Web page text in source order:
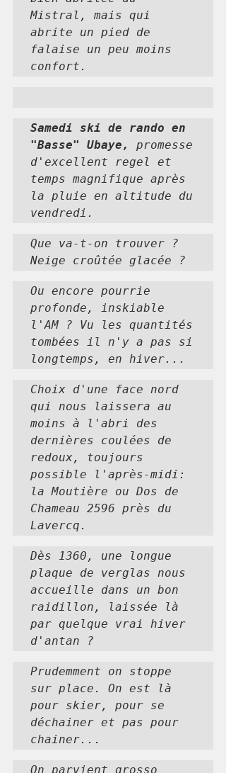
Mistral, mais qui
abrite un pied de
falaise un peu moins
confort.
Samedi ski de rando en
"Basse" Ubaye, promesse
d'excellent regel et
temps magnifique après
la pluie en altitude du
vendredi.
Que va-t-on trouver ?
Neige croûtée glacée ?
Ou encore pourrie
profonde, inskiable
l'AM ? Vu les quantités
tombées il n'y a pas si
longtemps, en hiver...
Choix d'une face nord
qui nous laissera au
moins à l'abri des
dernières coulées de
redoux, toujours
possible l'après-midi:
la Moutière ou Dos de
Chameau 2596 près du
Lavercq.
Dès 1360, une longue
plaque de verglas nous
accueille dans un bon
raidillon, laissée là
par quelque vrai hiver
d'antan ?
Prudemment on stoppe
sur place. On est là
pour skier, pour se
déchainer et pas pour
chainer...
On parvient grosso